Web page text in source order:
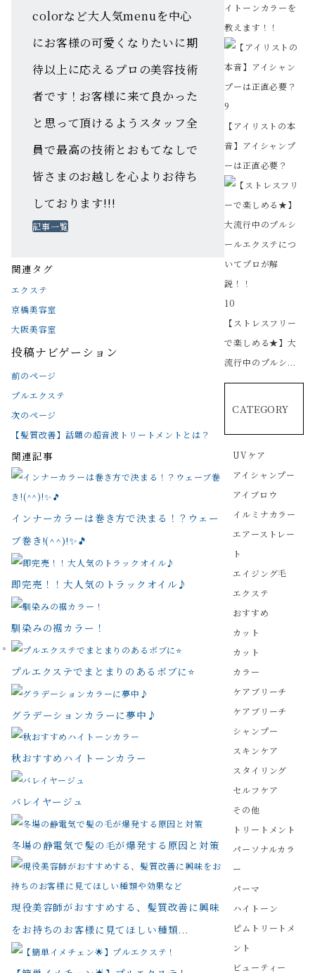
colorなど大人気menuを中心
にお客様の可愛くなりたいに期
待以上に応えるプロの美容技術
者です！お客様に来て良かった
と思って頂けるようスタッフ全
員で最高の技術とおもてなしで
皆さまのお越しを心よりお待ち
しております!!!
記事一覧
関連タグ
エクステ
京橋美容室
大阪美容室
投稿ナビゲーション
前のページ
プルエクステ
次のページ
【髪質改善】話題の超音波トリートメントとは？
関連記事
インナーカラーは巻き方で決まる！？ウェー
ブ巻き!(^^)!✨🎵
即完売！！大人気のトラックオイル♪
馴染みの裾カラー！
プルエクステでまとまりのあるボブに⭐️
グラデーションカラーに夢中♪
秋おすすめハイトーンカラー
バレイヤージュ
冬場の静電気で髪の毛が爆発する原因と対策
現役美容師がおすすめする、髪質改善に興味
をお持ちのお客様に見てほしい種類...
イトーンカラーを
教えます！！
9
【アイリストの本
音】アイシャンプ
ーは正直必要？
10
【ストレスフリー
で楽しめる★】大
流行中のプルシ...
CATEGORY
UVケア
アイシャンプー
アイブロウ
イルミナカラー
エアーストレー
ト
エイジング毛
エクステ
おすすめ
カット
カット
カラー
ケアブリーチ
ケアブリーチ
シャンプー
スキンケア
スタイリング
セルフケア
その他
トリートメント
パーソナルカラ
ー
パーマ
ハイトーン
ピムトリートメ
ント
ビューティー